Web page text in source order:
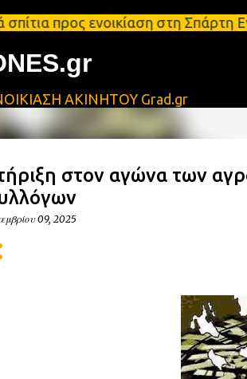
ενοικίαση στη Σπάρτη
ΑΚΙΝΗΤΟΥ Grad.gr
στον αγώνα των
09, 2025